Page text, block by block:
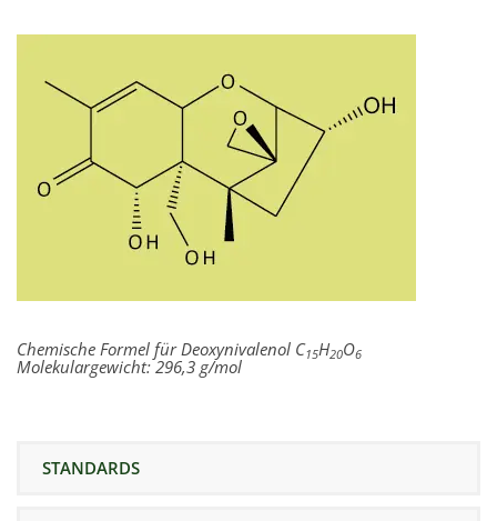
Chemische Formel fürDeoxynivalenol C15H20O6
Molekulargewicht: 296,3 g/mol
STANDARDS